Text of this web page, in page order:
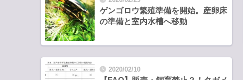
ゲンゴロウ繁殖準備を開始。産卵床
の準備と室内水槽へ移動
2020/02/10